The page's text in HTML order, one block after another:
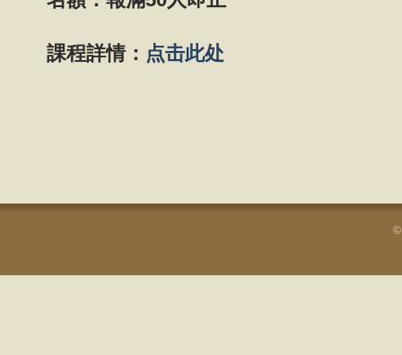
課程詳情： 点击此处
©